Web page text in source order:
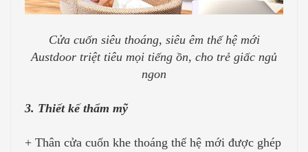
Cửa cuốn siêu thoáng, siêu êm thế hệ mới
Austdoor triệt tiêu mọi tiếng ồn, cho trẻ giấc ngủ
ngon
3. Thiết kế thẩm mỹ
+ Thân cửa cuốn khe thoáng thế hệ mới được ghép